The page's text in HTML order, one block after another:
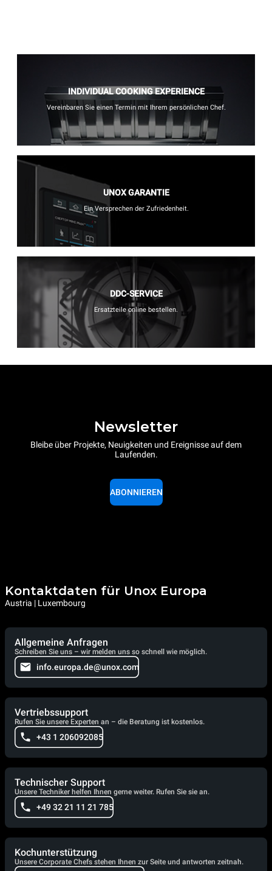
INDIVIDUAL COOKING EXPERIENCE
Vereinbaren Sie einen Termin mit Ihrem persönlichen Chef.
UNOX GARANTIE
Ein Versprechen der Zufriedenheit.
DDC-SERVICE
Ersatzteile online bestellen.
Newsletter
Bleibe über Projekte, Neuigkeiten und Ereignisse auf dem
Laufenden.
ABONNIEREN
Kontaktdaten für Unox Europa
Austria | Luxembourg
Allgemeine Anfragen
Schreiben Sie uns – wir melden uns so schnell wie möglich.
info.europa.de@unox.com
Vertriebssupport
Rufen Sie unsere Experten an – die Beratung ist kostenlos.
+43 1 206092085
Technischer Support
Unsere Techniker helfen Ihnen gerne weiter. Rufen Sie sie an.
+49 32 21 11 21 785
Kochunterstützung
Unsere Corporate Chefs stehen Ihnen zur Seite und antworten zeitnah.